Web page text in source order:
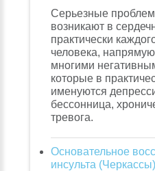
Серьезные
возникают в
практически
человека,
многими
которые в
именуются
бессонница,
тревога.
Основательное
инсульта